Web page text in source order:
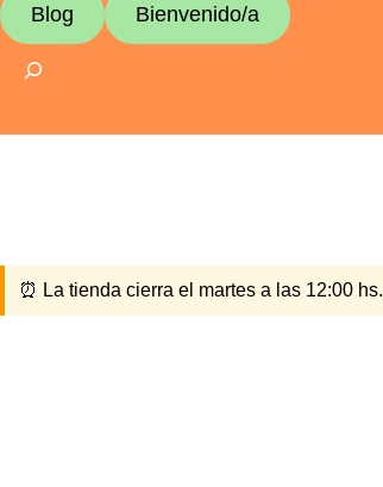
Blog Bienvenido/a
⏰ La tienda cierra el martes a las 12:00 hs.